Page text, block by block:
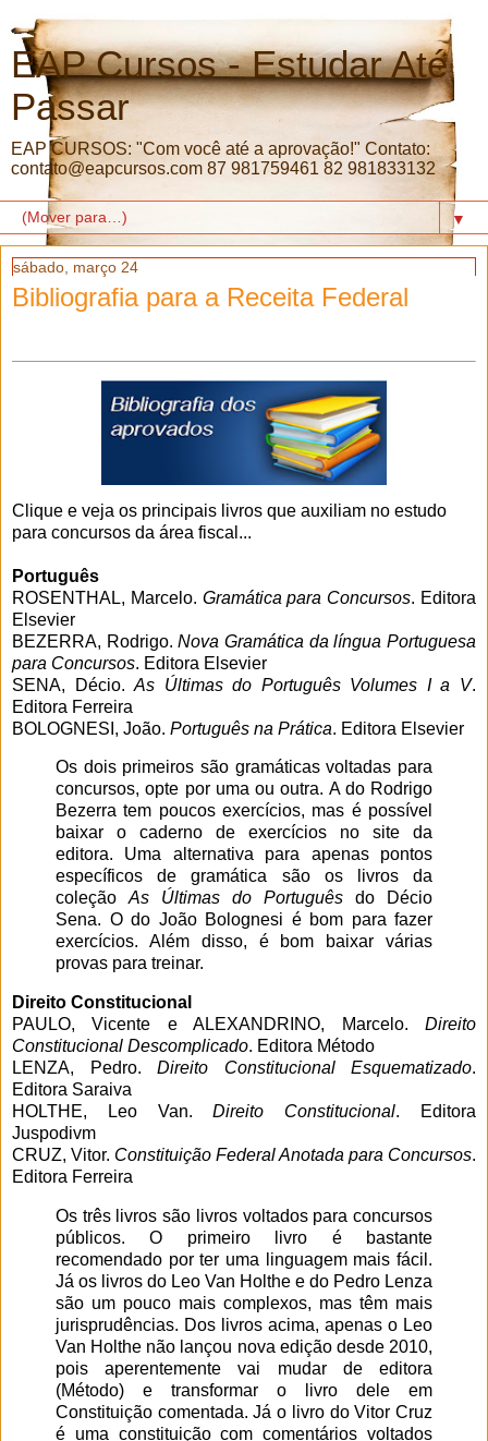
EAP Cursos - Estudar Até
Passar
EAP CURSOS: "Com você até a aprovação!" Contato:
contato@eapcursos.com 87 981759461 82 981833132
▼
sábado, março 24
Bibliografia para a Receita Federal
Clique e veja os principais livros que auxiliam no estudo
para concursos da área fiscal...
Português
ROSENTHAL, Marcelo. Gramática para Concursos. Editora
Elsevier
BEZERRA, Rodrigo.Nova Gramática da língua Portuguesa
para Concursos. Editora Elsevier
SENA, Décio.As Últimas do Português Volumes I a V.
Editora Ferreira
BOLOGNESI, João. Português na Prática. Editora Elsevier
Os dois primeiros são gramáticas voltadas para
concursos, opte por uma ou outra. A do Rodrigo
Bezerra tem poucos exercícios, mas é possível
baixar o caderno de exercícios no site da
editora. Uma alternativa para apenas pontos
específicos de gramática são os livros da
coleçãoAs Últimas do Português do Décio
Sena. O do João Bolognesi é bom para fazer
exercícios. Além disso, é bom baixar várias
provas para treinar.
Direito Constitucional
PAULO, Vicente e ALEXANDRINO, Marcelo. Direito
Constitucional Descomplicado. Editora Método
LENZA, Pedro. Direito Constitucional Esquematizado.
Editora Saraiva
HOLTHE, Leo Van.Direito Constitucional. Editora
Juspodivm
CRUZ, Vitor. Constituição Federal Anotada para Concursos.
Editora Ferreira
Os três livros são livros voltados para concursos
públicos. O primeiro livro é bastante
recomendado por ter uma linguagem mais fácil.
Já os livros do Leo Van Holthe e do Pedro Lenza
são um pouco mais complexos, mas têm mais
jurisprudências. Dos livros acima, apenas o Leo
Van Holthe não lançou nova edição desde 2010,
pois aperentemente vai mudar de editora
(Método) e transformar o livro dele em
Constituição comentada. Já o livro do Vitor Cruz
é uma constituição com comentários voltados